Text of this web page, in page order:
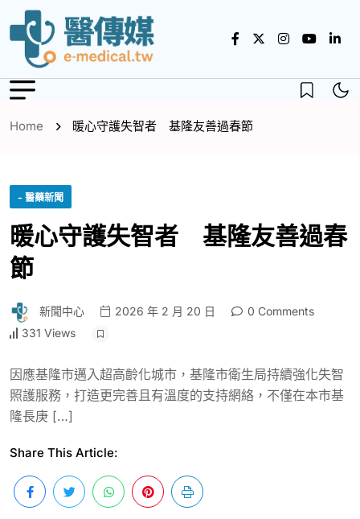
Home 暖心守護失智者 基隆友善過春節
- 醫藥新聞
暖心守護失智者 基隆友善過春
節
新聞中心 2026 年 2 月 20 日
0 Comments
331 Views
因應基隆市邁入超高齡化城市，基隆市衛生局持續強化失智
照護服務，打造更完善且有溫度的支持網絡，不僅在本市基
隆長庚 […]
Share This Article: